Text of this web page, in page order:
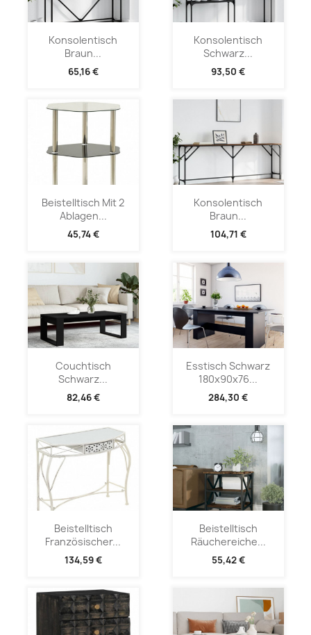
Konsolentisch
Braun...
65,16 €
Konsolentisch
Schwarz...
93,50 €
Beistelltisch Mit 2
Ablagen...
45,74 €
Konsolentisch
Braun...
104,71 €
Couchtisch
Schwarz...
82,46 €
Esstisch Schwarz
180x90x76...
284,30 €
Beistelltisch
Französischer...
134,59 €
Beistelltisch
Räuchereiche...
55,42 €